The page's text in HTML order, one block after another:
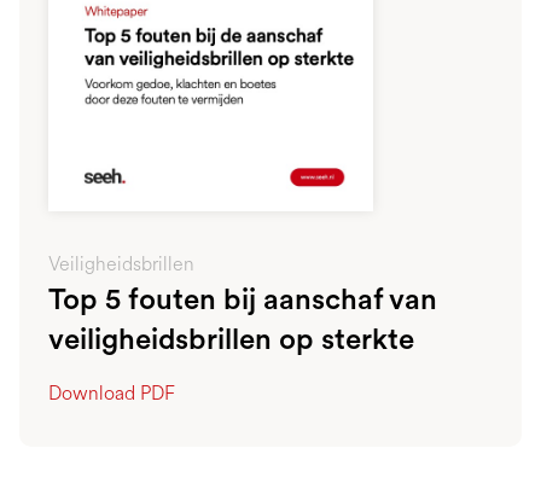
Veiligheidsbrillen
Top 5 fouten bij aanschaf van
veiligheidsbrillen op sterkte
Download PDF